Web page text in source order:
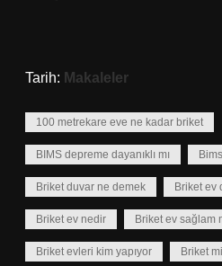
Tarih: Makaleler
100 metrekare eve ne kadar briket
BIMS depreme dayanıklı mı
Briket duvar ne demek Briket ev
Briket ev nedir Briket ev sağlam
Briket evleri kim yapıyor Briket